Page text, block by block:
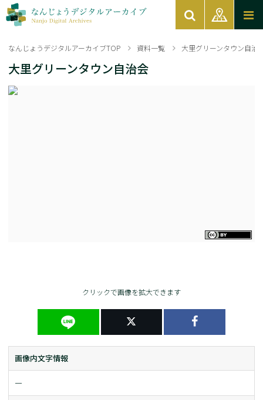
なんじょうデジタルアーカイブTOP 資料一覧 大里グリーンタウン自治
大里グリーンタウン自治会
クリックで画像を拡大できます
画像内文字情報
ー